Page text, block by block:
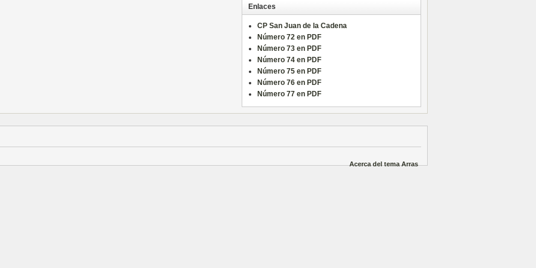
Enlaces
CP San Juan de la Cadena
Número 72 en PDF
Número 73 en PDF
Número 74 en PDF
Número 75 en PDF
Número 76 en PDF
Número 77 en PDF
Acerca del tema Arras